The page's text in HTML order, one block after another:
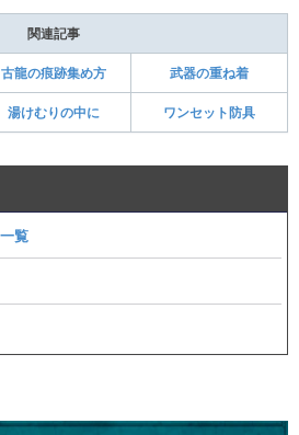
関連記事
古龍の痕跡集め方 武器の重ね着
湯けむりの中に ワンセット防具
覧